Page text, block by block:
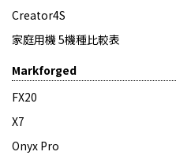
Creator4S
家庭用機 5機種比較表
Markforged
FX20
X7
Onyx Pro